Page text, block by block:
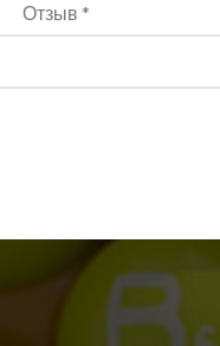
Отзыв *